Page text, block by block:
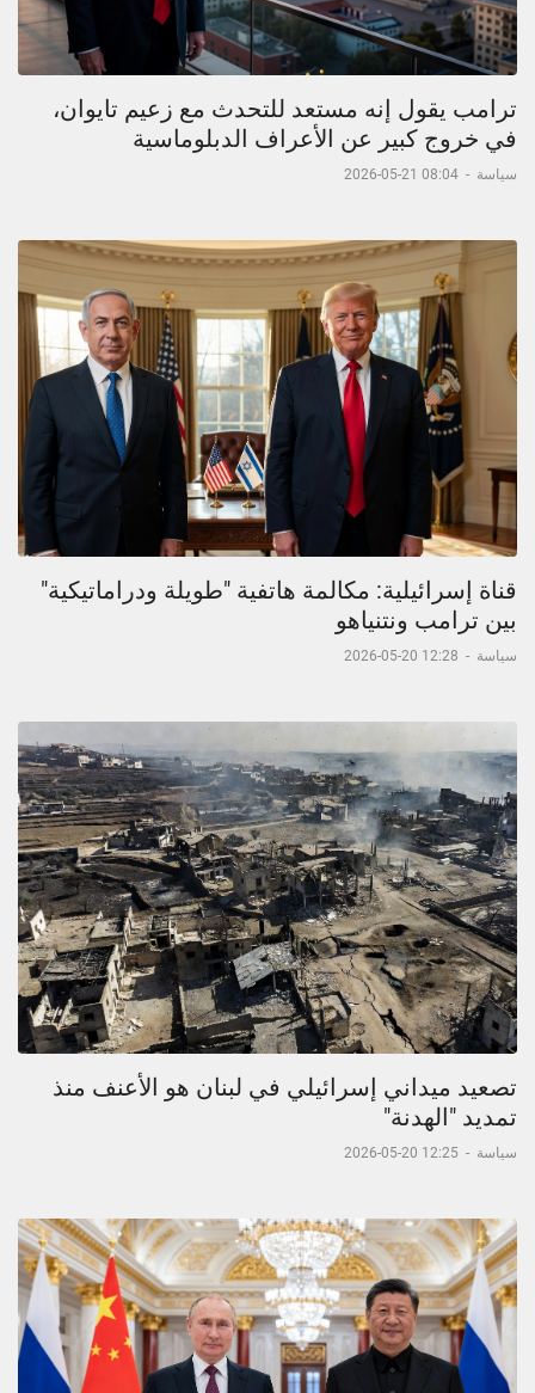
ترامب يقول إنه مستعد للتحدث مع زعيم تايوان،
في خروج كبير عن الأعراف الدبلوماسية
سياسة -
08:04 21-05-2026
قناة إسرائيلية: مكالمة هاتفية "طويلة ودراماتيكية"
بين ترامب ونتنياهو
سياسة -
12:28 20-05-2026
تصعيد ميداني إسرائيلي في لبنان هو الأعنف منذ
تمديد "الهدنة"
سياسة -
12:25 20-05-2026